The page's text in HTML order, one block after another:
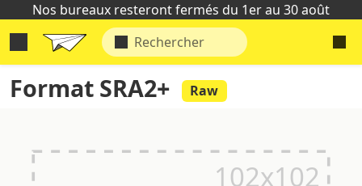
Nos bureaux resteront fermés du 1er au 30 août
Format SRA2+ Raw